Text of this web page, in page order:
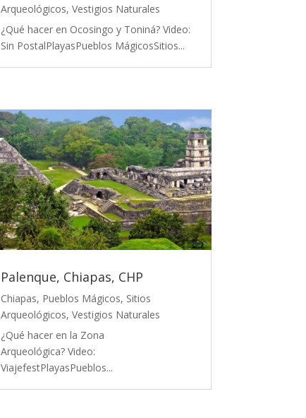
Arqueológicos, Vestigios Naturales
¿Qué hacer en Ocosingo y Toniná? Video:
Sin PostalPlayasPueblos MágicosSitios...
Palenque, Chiapas, CHP
Chiapas, Pueblos Mágicos, Sitios
Arqueológicos, Vestigios Naturales
¿Qué hacer en la Zona
Arqueológica? Video:
ViajefestPlayasPueblos...